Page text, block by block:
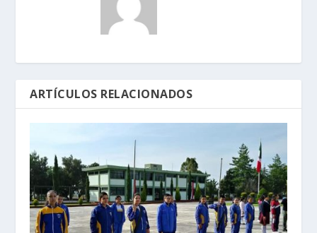
ARTÍCULOS RELACIONADOS